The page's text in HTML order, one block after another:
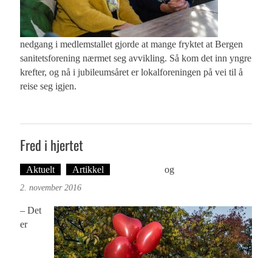
nedgang i medlemstallet gjorde at mange fryktet at Bergen
sanitetsforening nærmet seg avvikling. Så kom det inn yngre
krefter, og nå i jubileumsåret er lokalforeningen på vei til å
reise seg igjen.
Fred i hjertet
Aktuelt Artikkel og
2. november 2016
– Det
er